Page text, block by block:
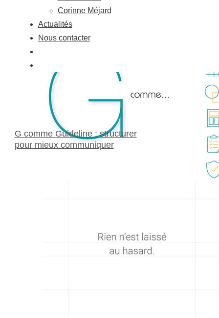
Corinne Méjard
Actualités
Nous contacter
G comme Guideline : structurer
pour mieux communiquer